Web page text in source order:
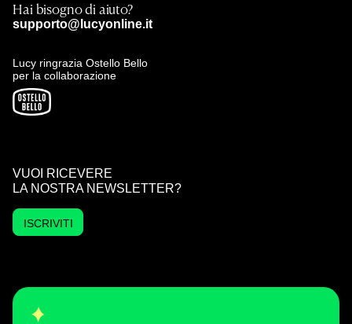
Hai bisogno di aiuto?
supporto@lucyonline.it
Lucy ringrazia Ostello Bello
per la collaborazione
VUOI RICEVERE
LA NOSTRA NEWSLETTER?
ISCRIVITI